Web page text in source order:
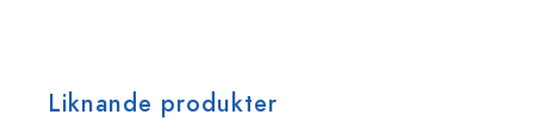
Liknande produkter